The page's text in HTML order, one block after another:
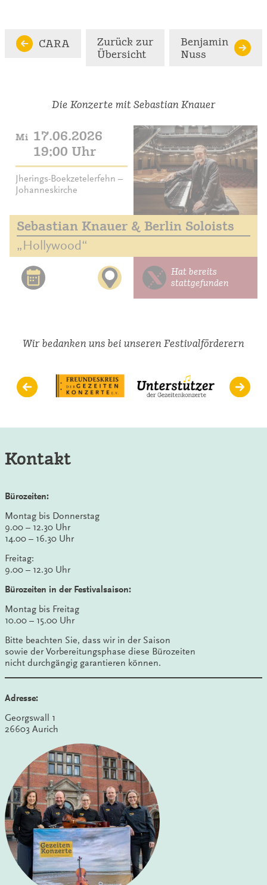
CARA
Zurück zur
Übersicht
Benjamin
Nuss
Die Konzerte mit Sebastian Knauer
Mi 17.06.2026
19:00 Uhr
Jherings-Boekzetelerfehn –
Johanneskirche
Sebastian Knauer & Berlin Soloists
„Hollywood“
Hat bereits
stattgefunden
Wir bedanken uns bei unseren Festivalförderern
Kontakt
Bürozeiten:
Montag bis Donnerstag
9.00 – 12.30 Uhr
14.00 – 16.30 Uhr
Freitag:
9.00 – 12.30 Uhr
Bürozeiten in der Festivalsaison:
Montag bis Freitag
10.00 – 15.00 Uhr
Bitte beachten Sie, dass wir in der Saison
sowie der Vorbereitungsphase diese Bürozeiten
nicht durchgängig garantieren können.
Adresse:
Georgswall 1
26603 Aurich